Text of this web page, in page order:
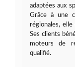
adaptées aux
Grâce à une
régionales,
Ses clients
moteurs de
qualifié.